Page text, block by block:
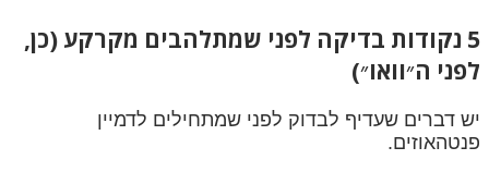
5 נקודות בדיקה לפני שמתלהבים מקרקע (כן,
לפני ה״וואו״)
יש דברים שעדיף לבדוק לפני שמתחילים לדמיין
פנטהאוזים.